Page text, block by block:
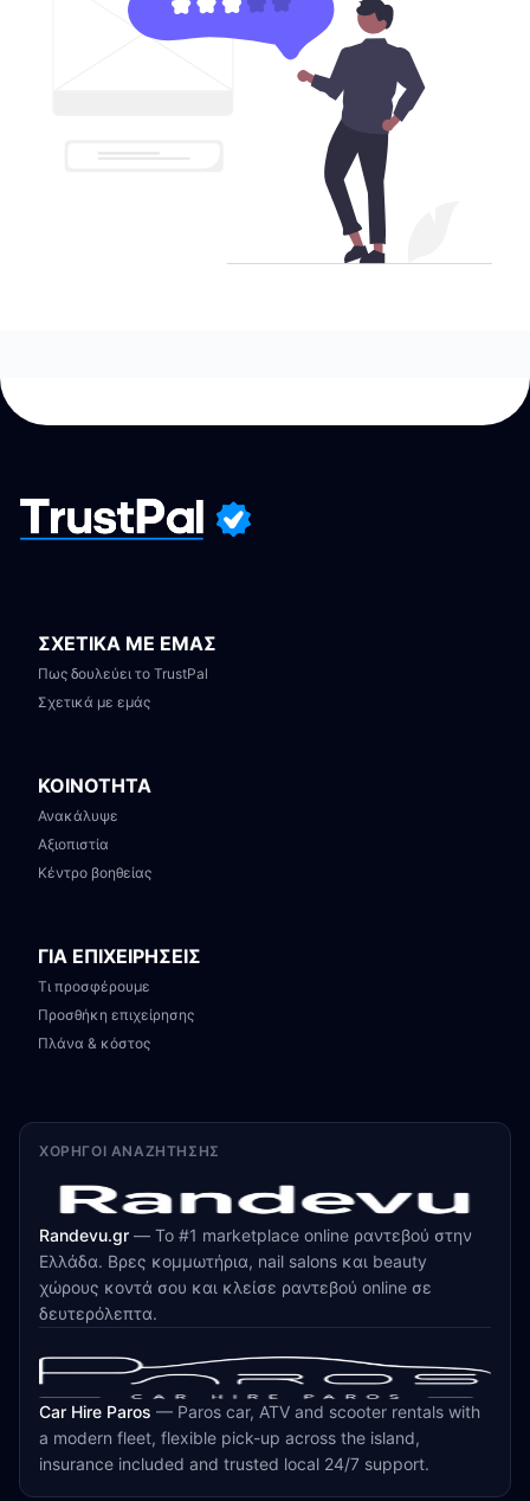
ΣΧΕΤΙΚΑ ΜΕ ΕΜΑΣ
Πως δουλεύει το TrustPal
Σχετικά με εμάς
ΚΟΙΝΟΤΗΤΑ
Ανακάλυψε
Αξιοπιστία
Κέντρο βοηθείας
ΓΙΑ ΕΠΙΧΕΙΡΗΣΕΙΣ
Τι προσφέρουμε
Προσθήκη επιχείρησης
Πλάνα & κόστος
ΧΟΡΗΓΟΊ ΑΝΑΖΉΤΗΣΗΣ
Randevu.gr — Το #1 marketplace online ραντεβού στην
Ελλάδα. Βρες κομμωτήρια, nail salons και beauty
χώρους κοντά σου και κλείσε ραντεβού online σε
δευτερόλεπτα.
Car Hire Paros — Paros car, ATV and scooter rentals with
a modern fleet, flexible pick-up across the island,
insurance included and trusted local 24/7 support.